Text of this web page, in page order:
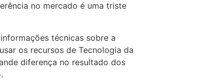
no mercado é uma triste
técnicas sobre a
os recursos de Tecnologia da
diferença no resultado dos